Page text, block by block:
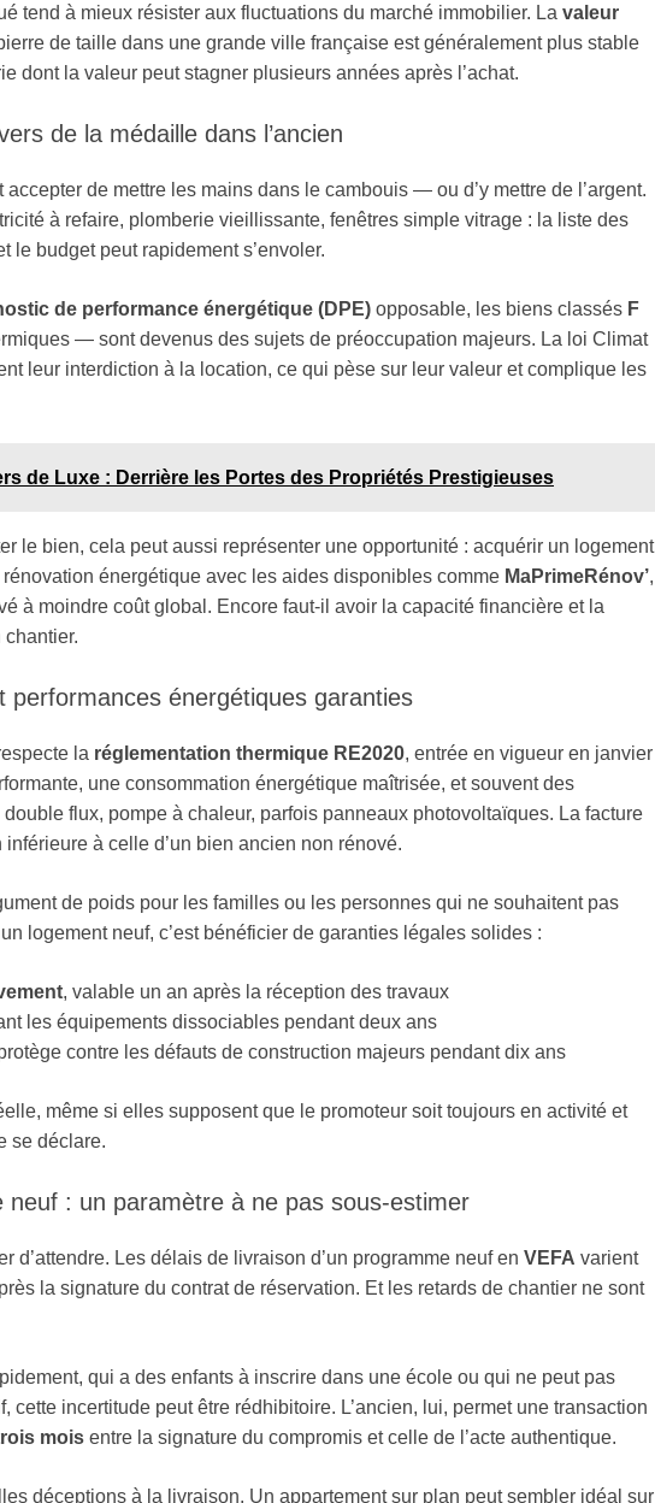
tend à mieux résister aux fluctuations du marché immobilier. La valeur
de taille dans une grande ville française est généralement plus stable
dont la valeur peut stagner plusieurs années après l’achat.
de la médaille dans l’ancien
accepter de mettre les mains dans le cambouis — ou d’y mettre de l’argent.
à refaire, plomberie vieillissante, fenêtres simple vitrage : la liste des
le budget peut rapidement s’envoler.
de performance énergétique (DPE) opposable, les biens classés F
— sont devenus des sujets de préoccupation majeurs. La loi Climat
leur interdiction à la location, ce qui pèse sur leur valeur et complique les
de Luxe : Derrière les Portes des Propriétés Prestigieuses
le bien, cela peut aussi représenter une opportunité : acquérir un logement
énergétique avec les aides disponibles comme MaPrimeRénov’,
à moindre coût global. Encore faut-il avoir la capacité financière et la
énergétiques garanties
la réglementation thermique RE2020, entrée en vigueur en janvier
une consommation énergétique maîtrisée, et souvent des
flux, pompe à chaleur, parfois panneaux photovoltaïques. La facture
à celle d’un bien ancien non rénové.
de poids pour les familles ou les personnes qui ne souhaitent pas
logement neuf, c’est bénéficier de garanties légales solides :
, valable un an après la réception des travaux
les équipements dissociables pendant deux ans
contre les défauts de construction majeurs pendant dix ans
même si elles supposent que le promoteur soit toujours en activité et
se déclare.
neuf : un paramètre à ne pas sous-estimer
d’attendre. Les délais de livraison d’un programme neuf en VEFA varient
la signature du contrat de réservation. Et les retards de chantier ne sont
qui a des enfants à inscrire dans une école ou qui ne peut pas
cette incertitude peut être rédhibitoire. L’ancien, lui, permet une transaction
mois entre la signature du compromis et celle de l’acte authentique.
déceptions à la livraison. Un appartement sur plan peut sembler idéal sur